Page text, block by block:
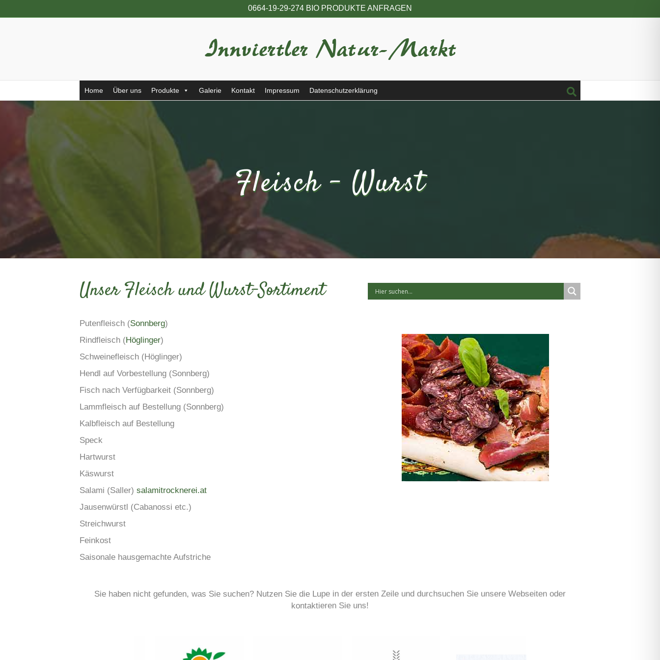
0664-19-29-274 BIO PRODUKTE ANFRAGEN
Home Über uns Produkte Galerie Kontakt Impressum Datenschutzerklärung
Fleisch - Wurst
Unser Fleisch und Wurst-Sortiment
Putenfleisch (Sonnberg)
Rindfleisch (Höglinger)
Schweinefleisch (Höglinger)
Hendl auf Vorbestellung (Sonnberg)
Fisch nach Verfügbarkeit (Sonnberg)
Lammfleisch auf Bestellung (Sonnberg)
Kalbfleisch auf Bestellung
Speck
Hartwurst
Käswurst
Salami (Saller) salamitrocknerei.at
Jausenwürstl (Cabanossi etc.)
Streichwurst
Feinkost
Saisonale hausgemachte Aufstriche
Sie haben nicht gefunden, was Sie suchen? Nutzen Sie die Lupe in der ersten Zeile und durchsuchen Sie unsere Webseiten oder
kontaktieren Sie uns!